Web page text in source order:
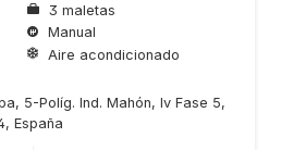
3 maletas
Manual
Aire acondicionado
5-Políg. Ind. Mahón, Iv Fase 5,
España